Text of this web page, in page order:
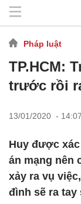
Pháp luật
TP.HCM:
trước rồi
13/01/2020 - 14:07
Huy được
án mạng nên
xảy ra vụ
đình sẽ ra